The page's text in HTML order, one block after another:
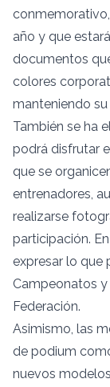
año y que
documentos
colores
manteniendo
También se ha
podrá disfrutar
que se
entrenadores,
realizarse
participación.
expresar lo que
Campeonatos
Federación.
Asimismo, las
de podium
nuevos